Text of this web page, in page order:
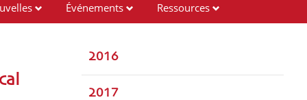
Événements
Ressources
2016
2017